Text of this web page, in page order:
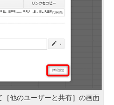
［他のユーザーと共有］の画面